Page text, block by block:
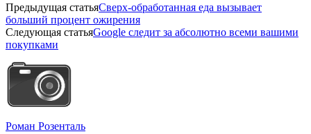
Предыдущая статьяСверх-обработанная еда вызывает
больший процент ожирения
Следующая статьяGoogle следит за абсолютно всеми вашими
покупками
Роман Розенталь